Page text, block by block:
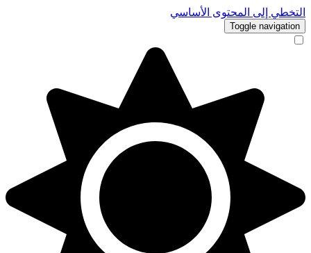
التخطي إلى المحتوى الأساسي
Toggle navigation